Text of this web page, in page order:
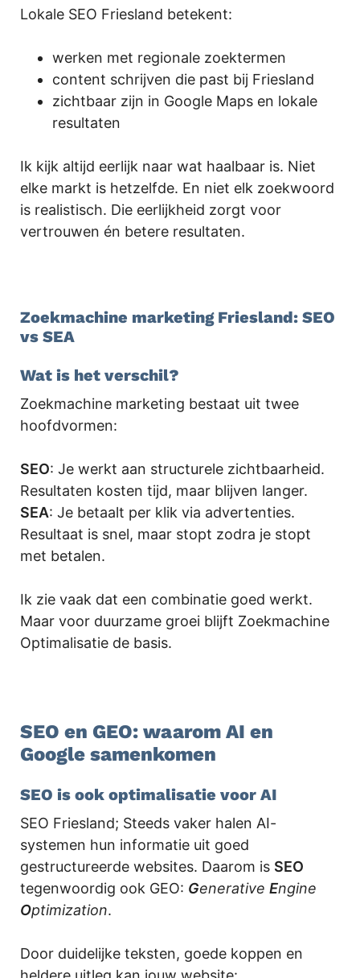
Lokale SEO Friesland betekent:
werken met regionale zoektermen
content schrijven die past bij Friesland
zichtbaar zijn in Google Maps en lokale
resultaten
Ik kijk altijd eerlijk naar wat haalbaar is. Niet
elke markt is hetzelfde. En niet elk zoekwoord
is realistisch. Die eerlijkheid zorgt voor
vertrouwen én betere resultaten.
Zoekmachine marketing Friesland: SEO
vs SEA
Wat is het verschil?
Zoekmachine marketing bestaat uit twee
hoofdvormen:
SEO: Je werkt aan structurele zichtbaarheid.
Resultaten kosten tijd, maar blijven langer.
SEA: Je betaalt per klik via advertenties.
Resultaat is snel, maar stopt zodra je stopt
met betalen.
Ik zie vaak dat een combinatie goed werkt.
Maar voor duurzame groei blijft Zoekmachine
Optimalisatie de basis.
SEO en GEO: waarom AI en
Google samenkomen
SEO is ook optimalisatie voor AI
SEO Friesland; Steeds vaker halen AI-
systemen hun informatie uit goed
gestructureerde websites. Daarom is SEO
tegenwoordig ook GEO: Generative Engine
Optimization.
Door duidelijke teksten, goede koppen en